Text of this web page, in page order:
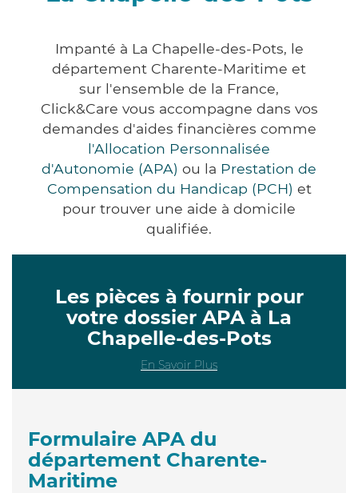
Impanté à La Chapelle-des-Pots, le
département Charente-Maritime et
sur l'ensemble de la France,
Click&Care vous accompagne dans vos
demandes d'aides financières comme
l'Allocation Personnalisée
d'Autonomie (APA) ou la Prestation de
Compensation du Handicap (PCH) et
pour trouver une aide à domicile
qualifiée.
Les pièces à fournir pour
votre dossier APA à La
Chapelle-des-Pots
En Savoir Plus
Formulaire APA du
département Charente-
Maritime